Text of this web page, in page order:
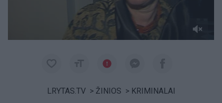
LRYTAS.TV > ŽINIOS > KRIMINALAI